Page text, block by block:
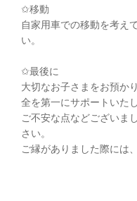
✩移動
自家用車での移動を考え
い。
✩最後に
大切なお子さまをお預か
全を第一にサポートいたし
ご不安な点などございま
さい。
ご縁がありました際には